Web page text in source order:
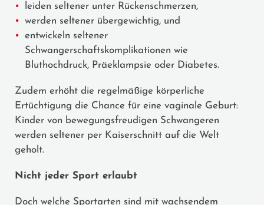
leiden seltener unter Rückenschmerzen,
werden seltener übergewichtig, und
entwickeln seltener
Schwangerschaftskomplikationen wie
Bluthochdruck, Präeklampsie oder Diabetes.
Zudem erhöht die regelmäßige körperliche
Ertüchtigung die Chance für eine vaginale Geburt:
Kinder von bewegungsfreudigen Schwangeren
werden seltener per Kaiserschnitt auf die Welt
geholt.
Nicht jeder Sport erlaubt
Doch welche Sportarten sind mit wachsendem